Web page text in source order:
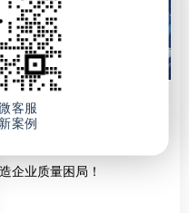
新质生产力
造企业质量困局！
客服
案例